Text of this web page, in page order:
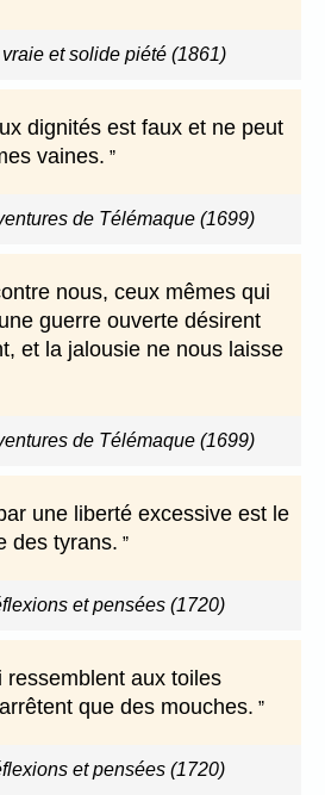
et solide piété (1861)
dignités est faux et ne peut
vaines.
de Télémaque (1699)
nous, ceux mêmes qui
guerre ouverte désirent
et la jalousie ne nous laisse
de Télémaque (1699)
une liberté excessive est le
des tyrans.
et pensées (1720)
ressemblent aux toiles
que des mouches.
et pensées (1720)